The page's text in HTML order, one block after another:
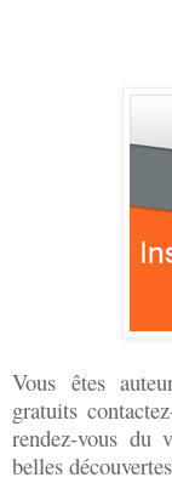
Vous êtes
gratuits
rendez-vous du
belles